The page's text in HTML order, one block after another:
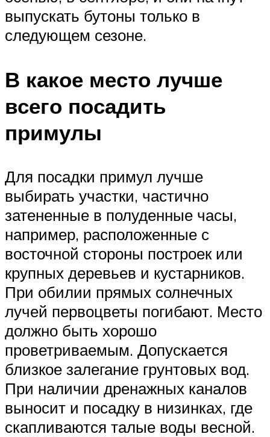
выпускать бутоны только в
следующем сезоне.
В какое место лучше
всего посадить
примулы
Для посадки примул лучше
выбирать участки, частично
затененные в полуденные часы,
например, расположенные с
восточной стороны построек или
крупных деревьев и кустарников.
При обилии прямых солнечных
лучей первоцветы погибают. Место
должно быть хорошо
проветриваемым. Допускается
близкое залегание грунтовых вод.
При наличии дренажных каналов
выносит и посадку в низинках, где
скапливаются талые воды весной.